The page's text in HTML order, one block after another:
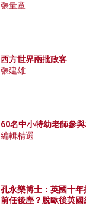
張量童
西方世界兩批政客
張建雄
60名中小特幼老師參
編輯精選
孔永樂博士：英國十
前任後塵？脫歐後英國